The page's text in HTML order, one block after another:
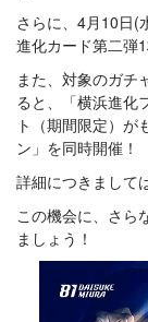
さらに、4月10日(
進化カード第二弾
また、対象のガチ
ると、「横浜進
ト（期間限定）
ン」を同時開催！
詳細につきまして
この機会に、さら
ましょう！